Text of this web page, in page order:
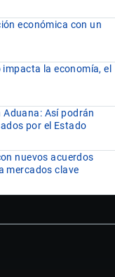
económica con un
la economía, el
Así podrán
por el Estado
nuevos acuerdos
mercados clave